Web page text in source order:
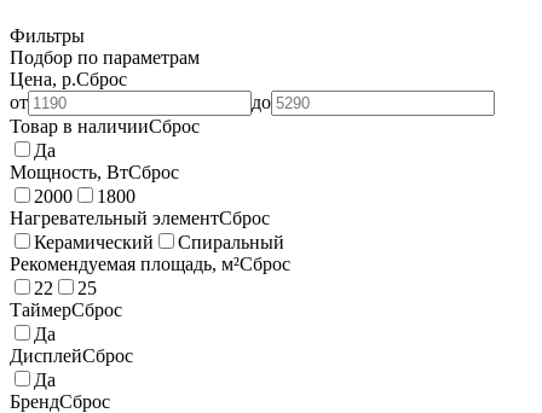
Фильтры
Подбор по параметрам
Цена, р.Сброс
от
до
Товар в наличииСброс
Да
Мощность, ВтСброс
2000
1800
Нагревательный элементСброс
Керамический
Спиральный
Рекомендуемая площадь, м²Сброс
22
25
ТаймерСброс
Да
ДисплейСброс
Да
БрендСброс